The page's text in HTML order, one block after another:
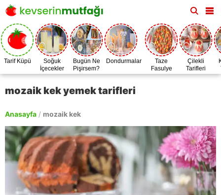
Tarif Küpü
Soğuk
İçecekler
Bugün Ne
Pişirsem?
Dondurmalar
Taze
Fasulye
Zamanı
Çilekli
Tarifleri
mozaik kek yemek tarifleri
Anasayfa / mozaik kek